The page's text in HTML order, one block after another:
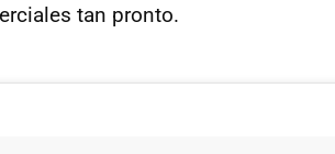
tan pronto.